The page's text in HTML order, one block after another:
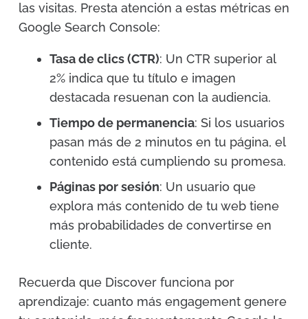
las visitas. Presta atención a estas métricas en
Google Search Console:
Tasa de clics (CTR): Un CTR superior al
2% indica que tu título e imagen
destacada resuenan con la audiencia.
Tiempo de permanencia: Si los usuarios
pasan más de 2 minutos en tu página, el
contenido está cumpliendo su promesa.
Páginas por sesión: Un usuario que
explora más contenido de tu web tiene
más probabilidades de convertirse en
cliente.
Recuerda que Discover funciona por
aprendizaje: cuanto más engagement genere